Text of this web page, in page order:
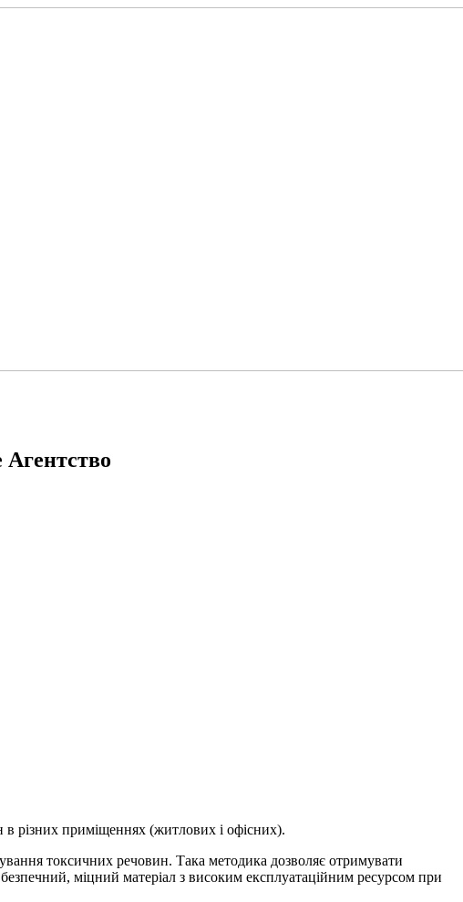
в різних приміщеннях (житлових і офісних).
токсичних речовин. Така методика дозволяє отримувати
міцний матеріал з високим експлуатаційним ресурсом при